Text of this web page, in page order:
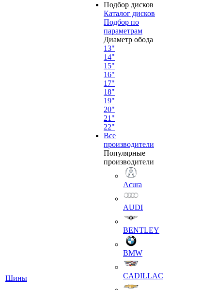
Шины
Подбор дисков
Каталог дисков
Подбор по
параметрам
Диаметр обода
13"
14"
15"
16"
17"
18"
19"
20"
21"
22"
Все
производители
Популярные
производители
Acura
AUDI
BENTLEY
BMW
CADILLAC